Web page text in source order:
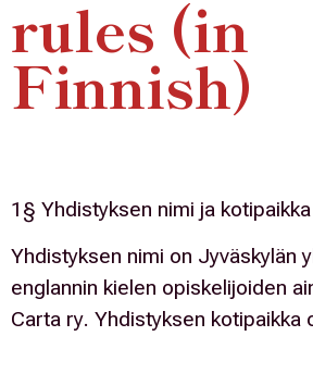
rules (in
Finnish)
1§ Yhdistyksen nimi ja kotipaikka
Yhdistyksen nimi on Jyväskylän
englannin kielen opiskelijoiden
Carta ry. Yhdistyksen kotipaikka